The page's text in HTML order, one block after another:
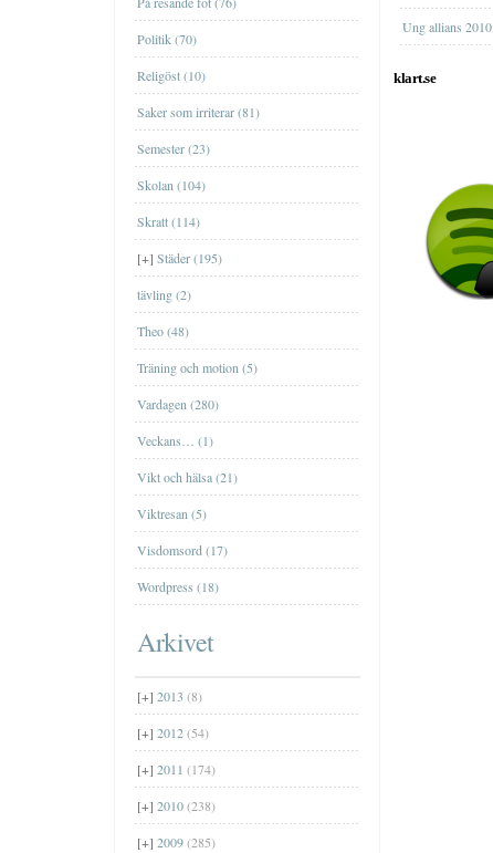
Politik (70)
Religöst (10)
Saker som irriterar (81)
Semester (23)
Skolan (104)
Skratt (114)
[+] Städer (195)
EskilstunaEskilstuna
GöteborgGöteborg
ÖrebroÖrebro
StockholmStockholm
TrollhättanTrollhättan
tävling (2)
Theo (48)
Träning och motion (5)
Vardagen (280)
Veckans… (1)
Vikt och hälsa (21)
Viktresan (5)
Visdomsord (17)
Wordpress (18)
Arkivet
[+] 2013 (8)
[+]september
Ta en sväng till Bornholm nästa år?
[+]maj(1)
Shoppa loss med kort
[+]april(2)
Genom Internets spridning
Nu är äntligen SVT:s Öppet arkiv
igång
[+]mars(2)
Att ge bort en upplevelse
Nätcasino
[+]januari
Jag har blivit med fru
Farfar
[+] 2012(54)
[+] 2011 (174)
[+] 2010(238)
[+] 2009(285)
Ung allians 2010
klart.se